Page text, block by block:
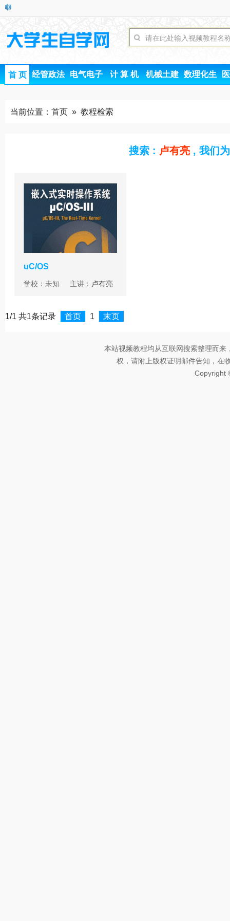
首 页 经管政法 电气电子 计 算 机 机械土建 数理化生
当前位置： 首页 » 教程检索
搜索 : 卢有亮 , 我们
uC/OS
学校：未知 主讲： 卢有亮
1/1 共1条记录 首页 1 末页
本站视频教程均从互联网搜索整理而
权，请附上版权证明邮件告知，在
Copyright